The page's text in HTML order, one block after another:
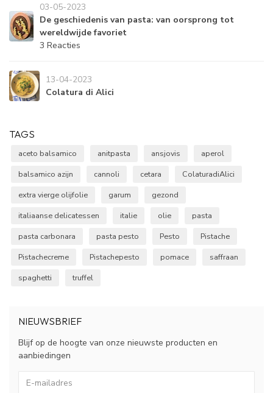
03-05-2023
De geschiedenis van pasta: van oorsprong tot
wereldwijde favoriet
3 Reacties
13-04-2023
Colatura di Alici
TAGS
aceto balsamico anitpasta ansjovis
aperol
balsamico azijn
cannoli cetara
ColaturadiAlici
extra vierge olijfolie
garum
gezond
italiaanse delicatessen
italie olie
pasta
pasta carbonara
pasta pesto Pesto
Pistache
Pistachecreme
Pistachepesto pomace
saffraan
spaghetti
truffel
NIEUWSBRIEF
Blijf op de hoogte van onze nieuwste producten en
aanbiedingen